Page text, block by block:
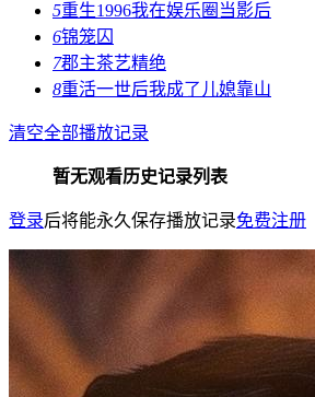
5重生1996我在娱乐圈当影后
6锦笼囚
7郡主茶艺精绝
8重活一世后我成了儿媳靠山
清空全部播放记录
暂无观看历史记录列表
登录后将能永久保存播放记录免费注册